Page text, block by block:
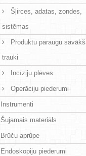
Šļirces, adatas, zondes,
sistēmas
Produktu paraugu
trauki
Incīziju plēves
Operāciju piederumi
Instrumenti
Šujamais materiāls
Brūču aprūpe
Endoskopiju piederumi